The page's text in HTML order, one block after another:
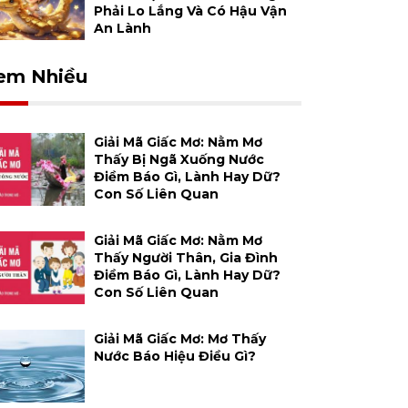
Phải Lo Lắng Và Có Hậu Vận
An Lành
Nhiều
Giải Mã Giấc Mơ: Nằm Mơ
Thấy Bị Ngã Xuống Nước
Điềm Báo Gì, Lành Hay Dữ?
Con Số Liên Quan
Giải Mã Giấc Mơ: Nằm Mơ
Thấy Người Thân, Gia Đình
Điềm Báo Gì, Lành Hay Dữ?
Con Số Liên Quan
Giải Mã Giấc Mơ: Mơ Thấy
Nước Báo Hiệu Điều Gì?